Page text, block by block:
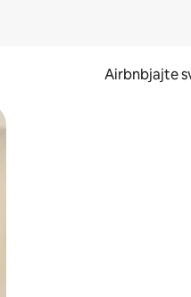
Airbnbjajte